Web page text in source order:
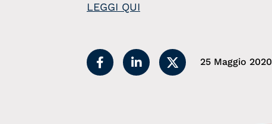
LEGGI QUI
25 Maggio 2020